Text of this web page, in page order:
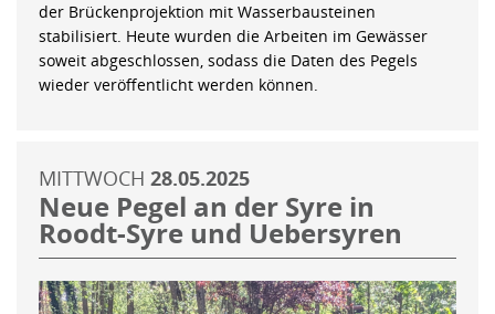
der Brückenprojektion mit Wasserbausteinen
stabilisiert. Heute wurden die Arbeiten im Gewässer
soweit abgeschlossen, sodass die Daten des Pegels
wieder veröffentlicht werden können.
MITTWOCH 28.05.2025
Neue Pegel an der Syre in
Roodt-Syre und Uebersyren